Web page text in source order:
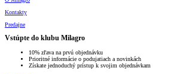
Kontakty
Predajne
Vstúpte do klubu Milagro
10% zľava na prvú objednávku
Prioritné informácie o podujatiach a novinkách
Získate jednoduchý prístup k svojim objednávkam